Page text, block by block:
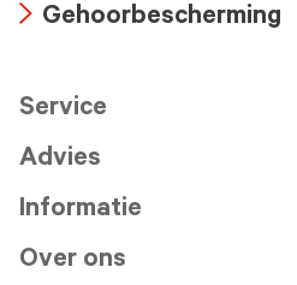
iconGehoorbescherming
Service
Advies
Informatie
Over ons